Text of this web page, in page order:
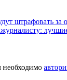
штрафовать за
необходимо